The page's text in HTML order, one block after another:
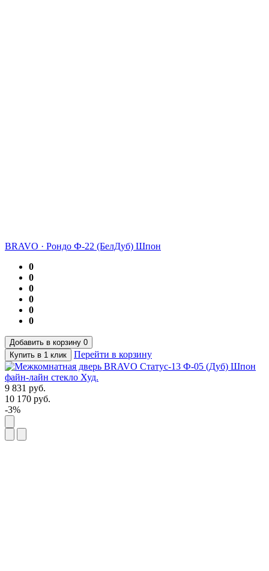
BRAVO · Рондо Ф-22 (БелДуб) Шпон
0
0
0
0
0
0
Добавить в корзину 0
Купить в 1 клик
Перейти в корзину
9 831 руб.
10 170 руб.
-3%